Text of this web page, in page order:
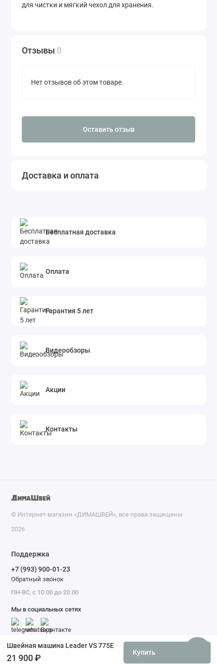
Швейная машина Leader VS 775E
21 900 ₽
Купить
для чистки и мягкий чехол для хранения.
Отзывы 0
Нет отзывов об этом товаре.
Оставить отзыв
Доставка и оплата
Бесплатная доставка
Оплата
Гарантия 5 лет
Видеообзоры
Акции
Контакты
© Интернет-магазин «ДИМАШВЕЙ», все права защищены
2026
Поддержка
+7 (993) 900-01-23
Обратный звонок
ПН-ВС, с 10.00 до 20.00
Мы в социальных сетях